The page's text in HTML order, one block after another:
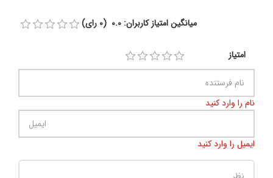
میانگین امتیاز کاربران: 0.0 (0 رای)
امتیاز
نام را وارد کنید
ایمیل را وارد کنید